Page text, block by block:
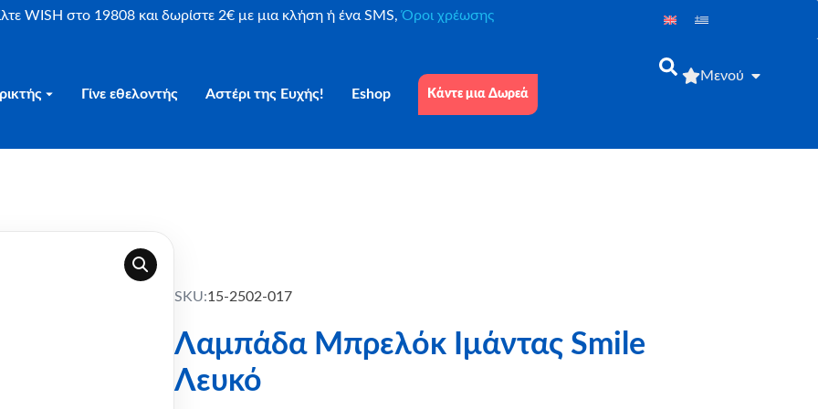
WISH στο 19808 και δωρίστε 2€ με μια κλήση ή ένα SMS,Όροι χρέωσης
Γίνε εθελοντής Αστέρι της Ευχής! Eshop Κάντε μια Δωρεά
Μενού
Λευκό
SKU:15-2502-017
Λαμπάδα Μπρελόκ Ιμάντας Smile
Λευκό